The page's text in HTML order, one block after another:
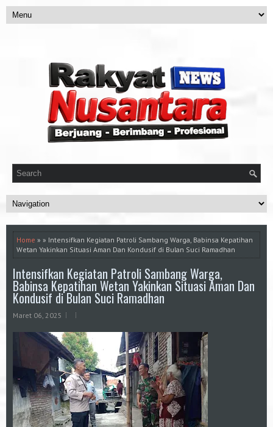
Home » » Intensifkan Kegiatan Patroli Sambang Warga, Babinsa Kepatihan
Wetan Yakinkan Situasi Aman Dan Kondusif di Bulan Suci Ramadhan
Intensifkan Kegiatan Patroli Sambang Warga,
Babinsa Kepatihan Wetan Yakinkan Situasi Aman Dan
Kondusif di Bulan Suci Ramadhan
Maret 06, 2025